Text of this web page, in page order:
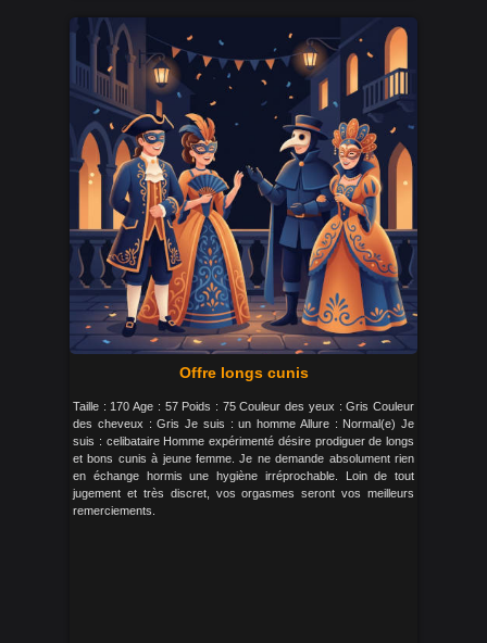
Offre longs cunis
Taille : 170 Age : 57 Poids : 75 Couleur des yeux : Gris Couleur
des cheveux : Gris Je suis : un homme Allure : Normal(e) Je
suis : celibataire Homme expérimenté désire prodiguer de longs
et bons cunis à jeune femme. Je ne demande absolument rien
en échange hormis une hygiène irréprochable. Loin de tout
jugement et très discret, vos orgasmes seront vos meilleurs
remerciements.